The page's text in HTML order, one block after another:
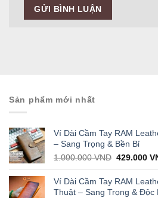
Sản phẩm mới nhất
Ví Dài Cầm Tay RAM
– Sang Trọng & Bền Bỉ
1.000.000VND Original
was:
1.000.000
429.000
Ví Dài Cầm Tay RAM
Thuật – Sang Trọng & Độc